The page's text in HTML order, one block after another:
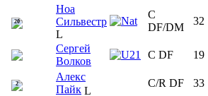
20
Ноа
Сильвестр
C
DF/DM
32
Сергей
Волков
C DF 19
2
Алекс
Пайк
C/R DF 33